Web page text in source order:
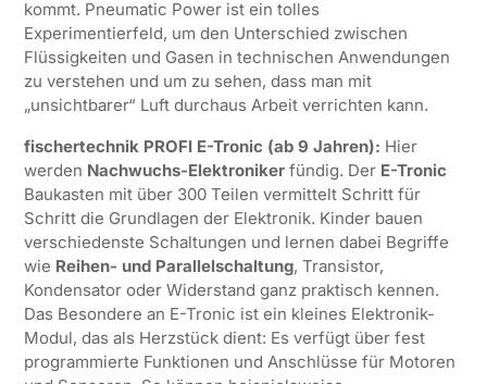
kommt. Pneumatic Power ist ein tolles
Experimentierfeld, um den Unterschied zwischen
Flüssigkeiten und Gasen in technischen Anwendungen
zu verstehen und um zu sehen, dass man mit
„unsichtbarer“ Luft durchaus Arbeit verrichten kann.
fischertechnik PROFI E-Tronic (ab 9 Jahren): Hier
werden Nachwuchs-Elektronikerfündig. Der E-Tronic
Baukasten mit über 300 Teilen vermittelt Schritt für
Schritt die Grundlagen der Elektronik. Kinder bauen
verschiedenste Schaltungen und lernen dabei Begriffe
wie Reihen- und Parallelschaltung, Transistor,
Kondensator oder Widerstand ganz praktisch kennen.
Das Besondere an E-Tronic ist ein kleines Elektronik-
Modul, das als Herzstück dient: Es verfügt über fest
programmierte Funktionen und Anschlüsse für Motoren